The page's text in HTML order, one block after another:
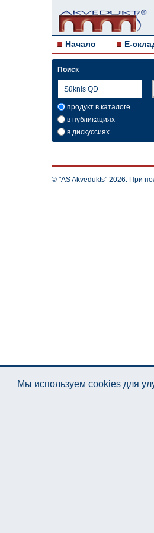
Начало E-
Поиск
продукт в каталоге
в публикациях
в дискуссиях
© "AS Akvedukts" 2026. При
Мы используем cookies для